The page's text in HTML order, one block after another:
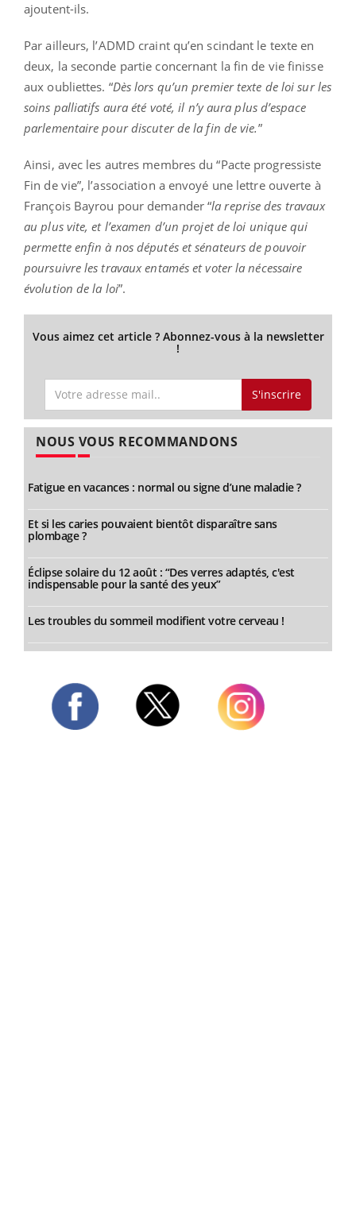
ajoutent-ils.
Par ailleurs, l’ADMD craint qu’en scindant le texte en
deux, la seconde partie concernant la fin de vie finisse
aux oubliettes. “Dès lors qu’un premier texte de loi sur les
soins palliatifs aura été voté, il n’y aura plus d’espace
parlementaire pour discuter de la fin de vie.”
Ainsi, avec les autres membres du “Pacte progressiste
Fin de vie”, l’association a envoyé une lettre ouverte à
François Bayrou pour demander “la reprise des travaux
au plus vite, et l’examen d’un projet de loi unique qui
permette enﬁn à nos députés et sénateurs de pouvoir
poursuivre les travaux entamés et voter la nécessaire
évolution de la loi”.
Vous aimez cet article ? Abonnez-vous à la newsletter
!
S'inscrire
NOUS VOUS RECOMMANDONS
Fatigue en vacances : normal ou signe d’une maladie ?
Et si les caries pouvaient bientôt disparaître sans
plombage ?
Éclipse solaire du 12 août : “Des verres adaptés, c'est
indispensable pour la santé des yeux”
Les troubles du sommeil modifient votre cerveau !